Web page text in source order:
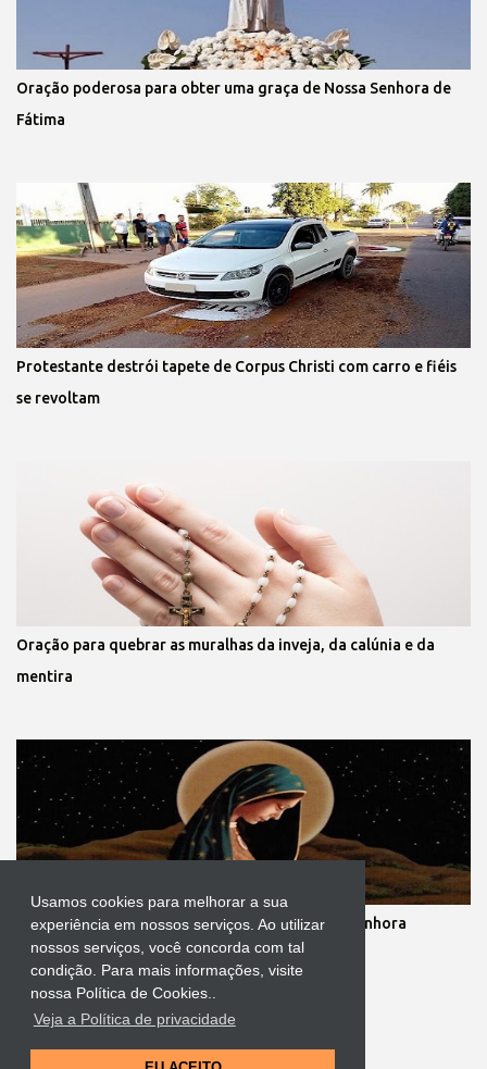
Usamos cookies para melhorar a sua
experiência em nossos serviços. Ao utilizar
nossos serviços, você concorda com tal
condição. Para mais informações, visite
nossa Política de Cookies..
Veja a Política de privacidade
Oração poderosa para obter uma graça de Nossa Senhora de
Fátima
Protestante destrói tapete de Corpus Christi com carro e fiéis
se revoltam
Oração para quebrar as muralhas da inveja, da calúnia e da
mentira
Novena dos nove meses de gestação de Nossa Senhora
Tecnologia do Blogger